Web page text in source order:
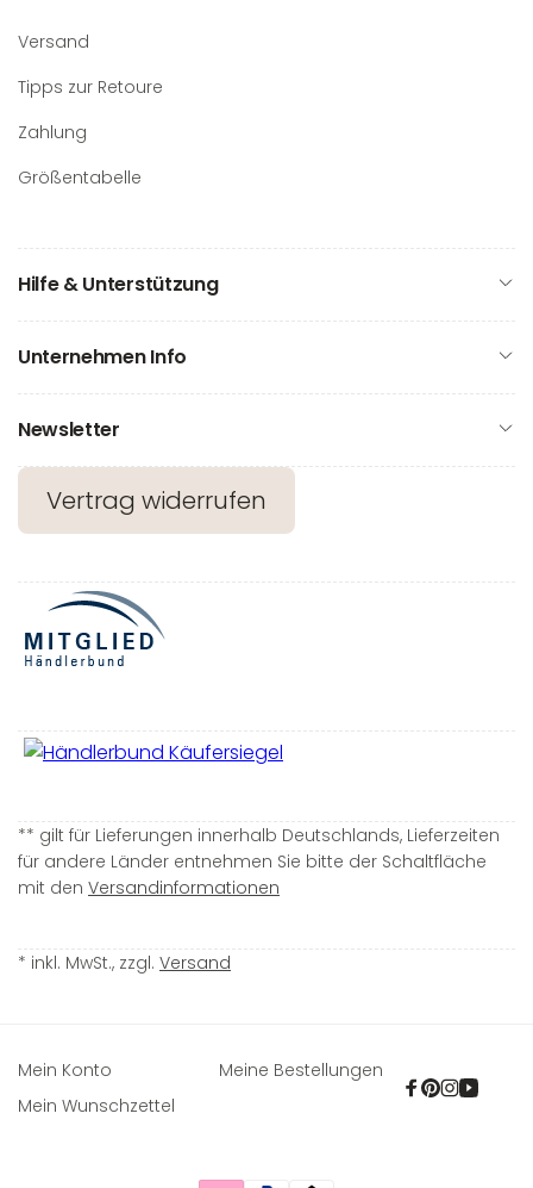
Versand
Tipps zur Retoure
Zahlung
Größentabelle
Hilfe & Unterstützung
Unternehmen Info
Newsletter
Vertrag widerrufen
** gilt für Lieferungen innerhalb Deutschlands, Lieferzeiten
für andere Länder entnehmen Sie bitte der Schaltfläche
mit den Versandinformationen
* inkl. MwSt., zzgl. Versand
Mein Konto
Meine Bestellungen
Mein Wunschzettel
Facebook
Pinterest